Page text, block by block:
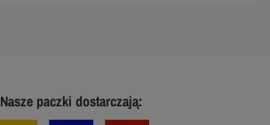
Nasze paczki dostarczają: